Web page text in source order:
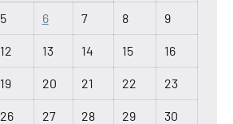
5 6 7 8 9
12 13 14 15 16
19 20 21 22 23
26 27 28 29 30